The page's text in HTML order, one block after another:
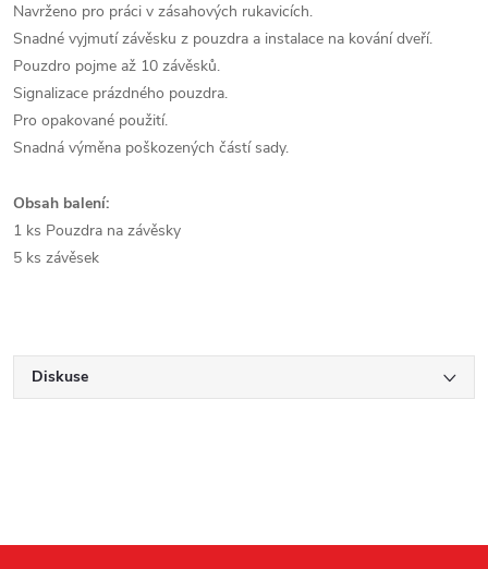
Navrženo pro práci v zásahových rukavicích.
Snadné vyjmutí závěsku z pouzdra a instalace na kování dveří.
Pouzdro pojme až 10 závěsků.
Signalizace prázdného pouzdra.
Pro opakované použití.
Snadná výměna poškozených částí sady.
Obsah balení:
1 ks Pouzdra na závěsky
5 ks závěsek
Diskuse